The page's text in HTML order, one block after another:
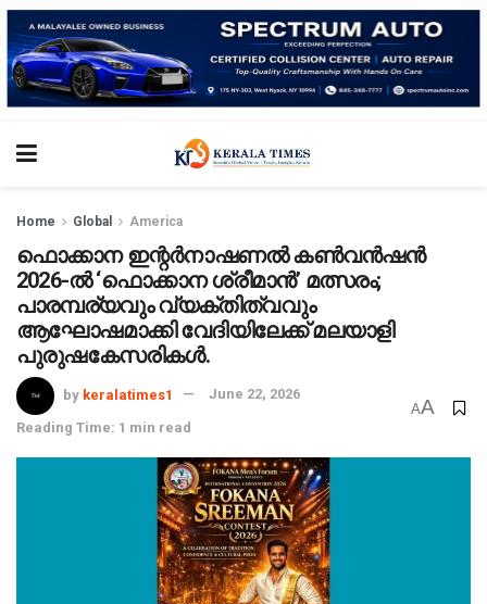
Home Global America
ഫൊക്കാന ഇന്റർനാഷണൽ കൺവൻഷൻ
2026-ൽ ‘ഫൊക്കാന ശ്രീമാൻ’ മത്സരം;
പാരമ്പര്യവും വ്യക്തിത്വവും
ആഘോഷമാക്കി വേദിയിലേക്ക് മലയാളി
പുരുഷകേസരികൾ.
by keralatimes1 June 22, 2026
Reading Time: 1 min read
AA